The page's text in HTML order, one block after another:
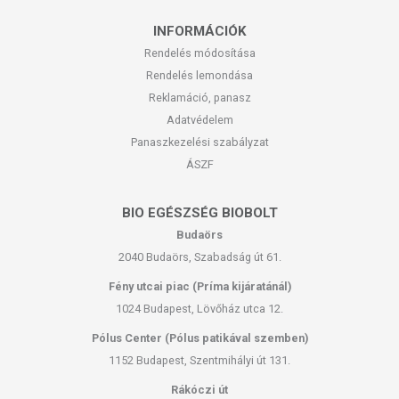
INFORMÁCIÓK
Rendelés módosítása
Rendelés lemondása
Reklamáció, panasz
Adatvédelem
Panaszkezelési szabályzat
ÁSZF
BIO EGÉSZSÉG BIOBOLT
Budaörs
2040 Budaörs, Szabadság út 61.
Fény utcai piac (Príma kijáratánál)
1024 Budapest, Lövőház utca 12.
Pólus Center (Pólus patikával szemben)
1152 Budapest, Szentmihályi út 131.
Rákóczi út